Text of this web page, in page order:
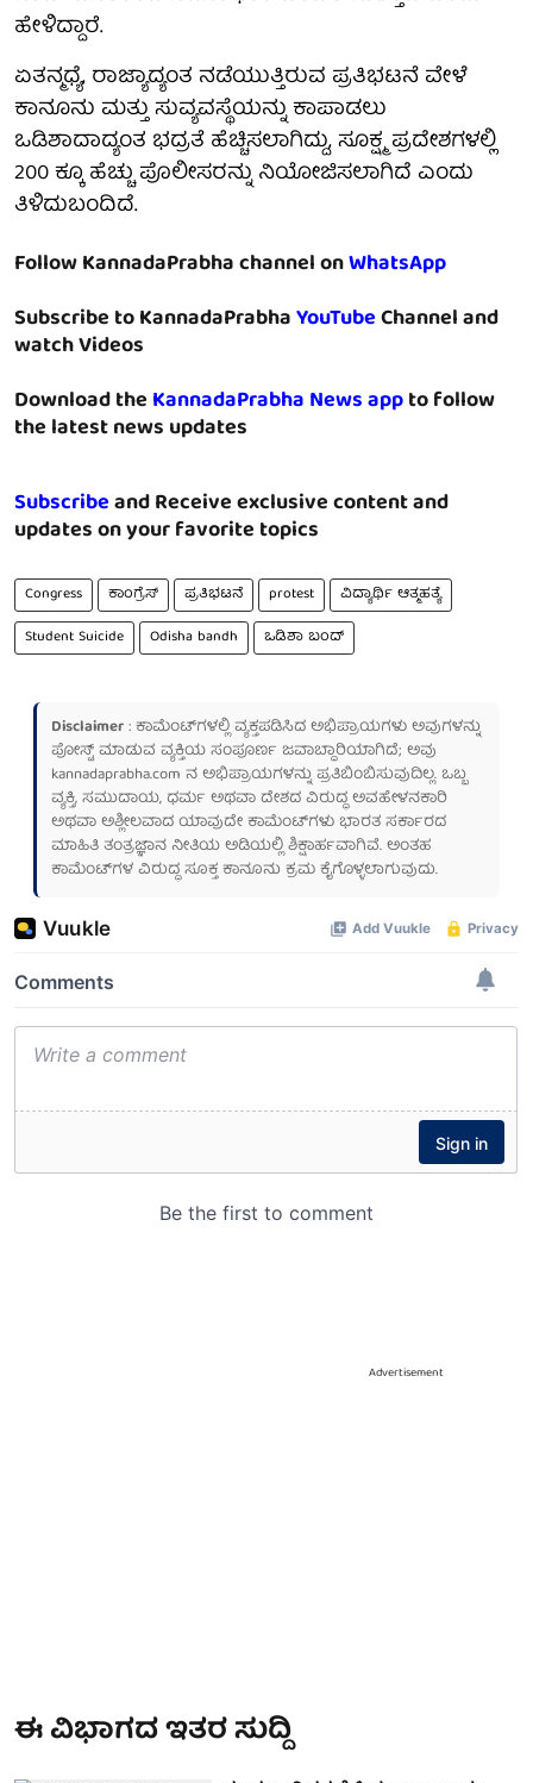
ಹೇಳಿದ್ದಾರೆ.
ಏತನ್ಮಧ್ಯೆ, ರಾಜ್ಯಾದ್ಯಂತ ನಡೆಯುತ್ತಿರುವ ಪ್ರತಿಭಟನೆ ವೇಳೆ
ಕಾನೂನು ಮತ್ತು ಸುವ್ಯವಸ್ಥೆಯನ್ನು ಕಾಪಾಡಲು
ಒಡಿಶಾದಾದ್ಯಂತ ಭದ್ರತೆ ಹೆಚ್ಚಿಸಲಾಗಿದ್ದು, ಸೂಕ್ಷ್ಮ ಪ್ರದೇಶಗಳಲ್ಲಿ
200 ಕ್ಕೂ ಹೆಚ್ಚು ಪೊಲೀಸರನ್ನು ನಿಯೋಜಿಸಲಾಗಿದೆ ಎಂದು
ತಿಳಿದುಬಂದಿದೆ.
Follow KannadaPrabha channel onWhatsApp
Subscribe to KannadaPrabhaYouTubeChannel and
watch Videos
Download theKannadaPrabha News appto follow
the latest news updates
Subscribeand Receive exclusive content and
updates on your favorite topics
Congress ಕಾಂಗ್ರೆಸ್ ಪ್ರತಿಭಟನೆ protest
ವಿದ್ಯಾರ್ಥಿ ಆತ್ಮಹತ್ಯೆ
Student Suicide
Odisha bandh ಒಡಿಶಾ ಬಂದ್
Disclaimer: ಕಾಮೆಂಟ್‌ಗಳಲ್ಲಿ ವ್ಯಕ್ತಪಡಿಸಿದ ಅಭಿಪ್ರಾಯಗಳು ಅವುಗಳನ್ನು
ಪೋಸ್ಟ್ ಮಾಡುವ ವ್ಯಕ್ತಿಯ ಸಂಪೂರ್ಣ ಜವಾಬ್ದಾರಿಯಾಗಿದೆ; ಅವು
kannadaprabha.com ನ ಅಭಿಪ್ರಾಯಗಳನ್ನು ಪ್ರತಿಬಿಂಬಿಸುವುದಿಲ್ಲ. ಒಬ್ಬ
ವ್ಯಕ್ತಿ, ಸಮುದಾಯ, ಧರ್ಮ ಅಥವಾ ದೇಶದ ವಿರುದ್ಧ ಅವಹೇಳನಕಾರಿ
ಅಥವಾ ಅಶ್ಲೀಲವಾದ ಯಾವುದೇ ಕಾಮೆಂಟ್‌ಗಳು ಭಾರತ ಸರ್ಕಾರದ
ಮಾಹಿತಿ ತಂತ್ರಜ್ಞಾನ ನೀತಿಯ ಅಡಿಯಲ್ಲಿ ಶಿಕ್ಷಾರ್ಹವಾಗಿವೆ. ಅಂತಹ
ಕಾಮೆಂಟ್‌ಗಳ ವಿರುದ್ಧ ಸೂಕ್ತ ಕಾನೂನು ಕ್ರಮ ಕೈಗೊಳ್ಳಲಾಗುವುದು.
Advertisement
ಈ ವಿಭಾಗದ ಇತರ ಸುದ್ದಿ